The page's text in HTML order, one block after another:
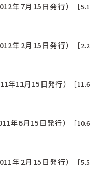
年7月15日発行）
［5.1
年2月15日発行）
［2.2
年11月15日発行）
［11.6
年6月15日発行）
［10.6
年2月15日発行）
［5.5